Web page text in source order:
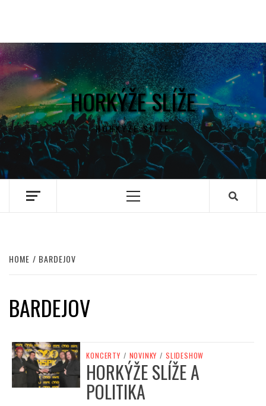
HORKÝŽE SLÍŽE
HORKÝŽE SLÍŽE
Primary
HOME BARDEJOV
BARDEJOV
KONCERTY / NOVINKY / SLIDESHOW
HORKÝŽE SLÍŽE A
POLITIKA